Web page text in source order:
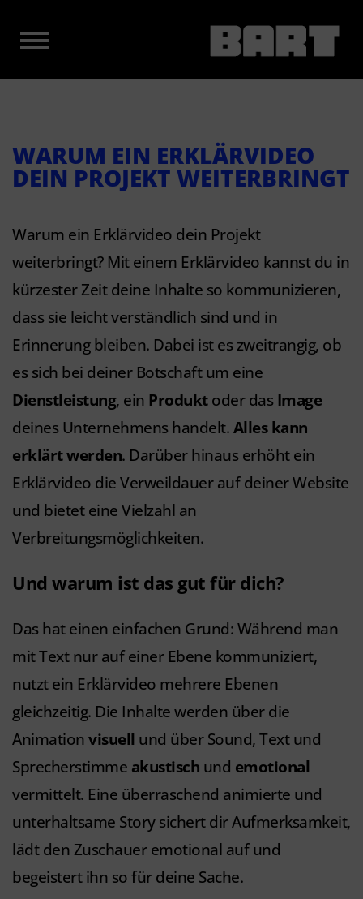
WARUM EIN ERKLÄRVIDEO
DEIN PROJEKT WEITERBRINGT
Warum ein Erklärvideo dein Projekt
weiterbringt? Mit einem Erklärvideo kannst du in
kürzester Zeit deine Inhalte so kommunizieren,
dass sie leicht verständlich sind und in
Erinnerung bleiben. Dabei ist es zweitrangig, ob
es sich bei deiner Botschaft um eine
Dienstleistung, ein Produktoder das Image
deines Unternehmens handelt.Alles kann
erklärt werden. Darüber hinaus erhöht ein
Erklärvideo die Verweildauer auf deiner Website
und bietet eine Vielzahl an
Verbreitungsmöglichkeiten.
Und warum ist das gut für dich?
Das hat einen einfachen Grund: Während man
mit Text nur auf einer Ebene kommuniziert,
nutzt ein Erklärvideo mehrere Ebenen
gleichzeitig. Die Inhalte werden über die
Animationvisuell und über Sound, Text und
Sprecherstimme akustisch und emotional
vermittelt. Eine überraschend animierte und
unterhaltsame Story sichert dir Aufmerksamkeit,
lädt den Zuschauer emotional auf und
begeistert ihn so für deine Sache.